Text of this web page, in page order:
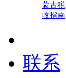
蒙古税
收指南
联系